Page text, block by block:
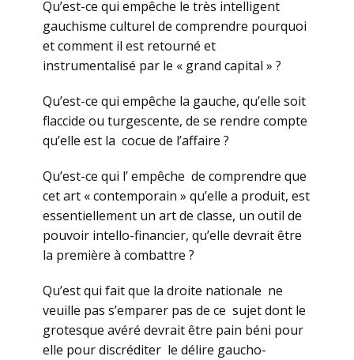
Qu’est-ce qui empêche le très intelligent
gauchisme culturel de comprendre pourquoi
et comment il est retourné et
instrumentalisé par le « grand capital » ?
Qu’est-ce qui empêche la gauche, qu’elle soit
flaccide ou turgescente, de se rendre compte
qu’elle est la cocue de l’affaire ?
Qu’est-ce qui l’ empêche de comprendre que
cet art « contemporain » qu’elle a produit, est
essentiellement un art de classe, un outil de
pouvoir intello-financier, qu’elle devrait être
la première à combattre ?
Qu’est qui fait que la droite nationale ne
veuille pas s’emparer pas de ce sujet dont le
grotesque avéré devrait être pain béni pour
elle pour discréditer le délire gaucho-